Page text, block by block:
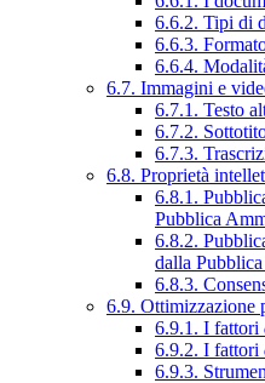
6.6.2. Tipi di
6.6.3.
6.6.4.
6.7. Immagini e
6.7.1. Testo
6.7.2.
6.7.3.
6.8. Proprietà
6.8.1.
Pubblica
6.8.2.
dalla
6.8.3.
6.9. Ottimizzazione
6.9.1. I fattori
6.9.2. I fattori
6.9.3.